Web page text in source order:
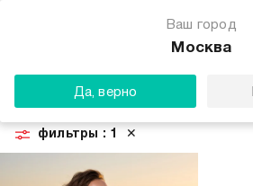
Ваш город
Москва
Да, верно
Джемперы Пуловеры Жилетки
фильтры : 1 ✕